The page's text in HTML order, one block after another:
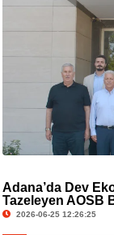
Adana’da Dev
Tazeleyen AOSB
2026-06-25 12:26:25